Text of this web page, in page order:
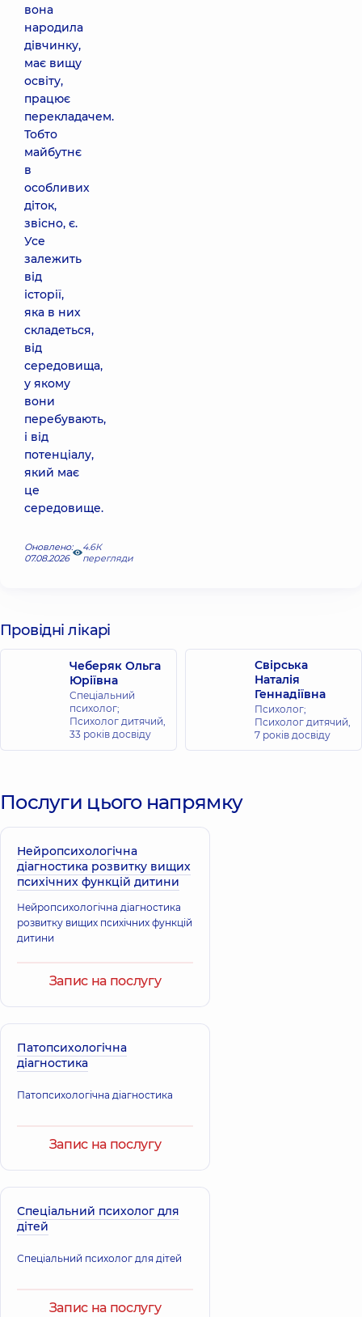
вона
народила
дівчинку,
має вищу
освіту,
працює
перекладачем.
Тобто
майбутнє
в
особливих
діток,
звісно, є.
Усе
залежить
від
історії,
яка в них
складеться,
від
середовища,
у якому
вони
перебувають,
і від
потенціалу,
який має
це
середовище.
Оновлено:
07.08.2026
4.6К
перегляди
Провідні лікарі
Чеберяк Ольга
Юріївна
Спеціальний
психолог;
Психолог дитячий,
33 років досвіду
Свірська
Наталія
Геннадіївна
Психолог;
Психолог дитячий,
7 років досвіду
Послуги цього напрямку
Нейропсихологічна
діагностика розвитку вищих
психічних функцій дитини
Нейропсихологічна діагностика
розвитку вищих психічних функцій
дитини
Запис на послугу
Патопсихологічна
діагностика
Патопсихологічна діагностика
Запис на послугу
Спеціальний психолог для
дітей
Спеціальний психолог для дітей
Запис на послугу